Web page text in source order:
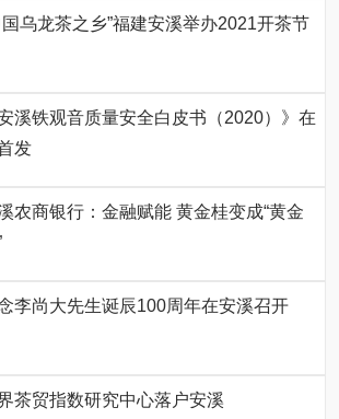
国乌龙茶之乡”福建安溪举办2021开茶节
安溪铁观音质量安全白皮书（2020）》在
发
农商银行：金融赋能 黄金桂变成“黄金
李尚大先生诞辰100周年在安溪召开
茶贸指数研究中心落户安溪